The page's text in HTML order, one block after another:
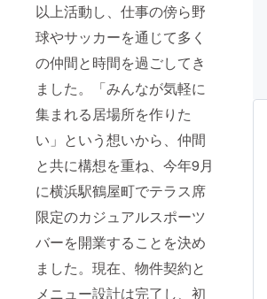
以上活動し、仕事の傍ら野
球やサッカーを通じて多く
の仲間と時間を過ごしてき
ました。「みんなが気軽に
集まれる居場所を作りた
い」という想いから、仲間
と共に構想を重ね、今年9月
に横浜駅鶴屋町でテラス席
限定のカジュアルスポーツ
バーを開業することを決め
ました。現在、物件契約と
メニュー設計は完了し、初